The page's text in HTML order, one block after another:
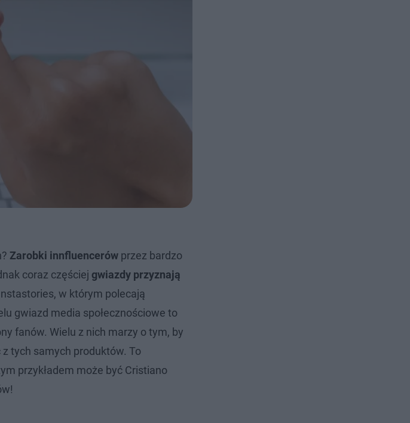
Zarobki innfluencerów przez bardzo
coraz częściej gwiazdy przyznają
w którym polecają
gwiazd media społecznościowe to
fanów. Wielu z nich marzy o tym, by
tych samych produktów. To
przykładem może być Cristiano